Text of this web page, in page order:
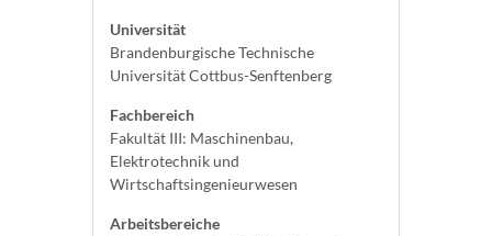
Universität
Brandenburgische Technische
Universität Cottbus-Senftenberg
Fachbereich
Fakultät III: Maschinenbau,
Elektrotechnik und
Wirtschaftsingenieurwesen
Arbeitsbereiche